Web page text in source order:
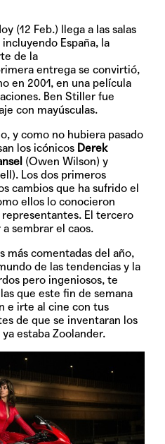
(12 Feb.) llega a las salas
España, la
de la
entrega se convirtió,
en 2001, en una película
Ben Stiller fue
con mayúsculas.
y como no hubiera pasado
los icónicos Derek
(Owen Wilson) y
Los dos primeros
cambios que ha sufrido el
ellos lo conocieron
El tercero
sembrar el caos.
más comentadas del año,
de las tendencias y la
pero ingeniosos, te
que este fin de semana
e irte al cine con tus
de que se inventaran los
estaba Zoolander.